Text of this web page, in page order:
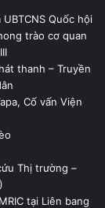
Quốc hội
trào cơ quan
thanh – Truyền
Cố vấn Viện
Thị trường –
tại Liên bang